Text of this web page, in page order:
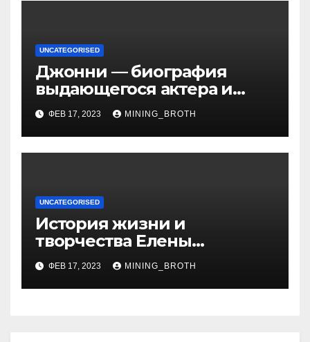
UNCATEGORISED
Джонни — биография
выдающегося актера и
талантливого певца, чья
артистичность захватывает
миллионы сердец
ФЕВ 17, 2023 MINING_BROTH
UNCATEGORISED
История жизни и
творчества Елены
Дубровской — биография,
достижения, интересные
факты
ФЕВ 17, 2023 MINING_BROTH